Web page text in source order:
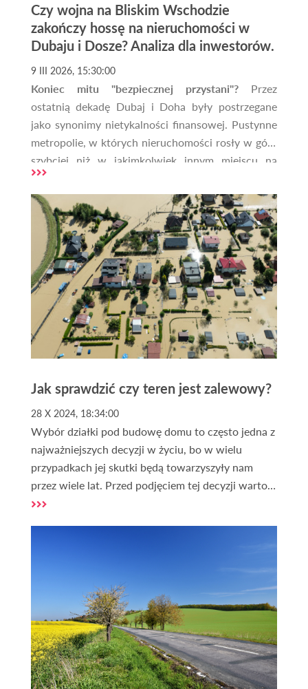
Czy wojna na Bliskim Wschodzie
zakończy hossę na nieruchomości w
Dubaju i Dosze? Analiza dla inwestorów.
9 III 2026, 15:30:00
Koniec mitu "bezpiecznej przystani"? Przez
ostatnią dekadę Dubaj i Doha były postrzegane
jako synonimy nietykalności finansowej. Pustynne
metropolie, w których nieruchomości rosły w górę
szybciej niż w jakimkolwiek innym miejscu na
świecie, przyciągały miliardy dolarów globalnego
kapitału. Jednak rok 2026 przyniósł brutalną
weryfikację tego status quo. Wojna na Bliskim
Wschodzie, która rozlała się na państwa Zatoki
Perskiej, a w szczególności bezpośrednie ataki na
Dubaj oraz infrastrukturę w Dosze, postawiły
inwestorów przed pytaniem: czy to czas na
ucieczkę, czy na szukanie okazji w segmencie,
jakim są nieruchomości gruntowe?
Jak sprawdzić czy teren jest zalewowy?
28 X 2024, 18:34:00
Wybór działki pod budowę domu to często jedna z
najważniejszych decyzji w życiu, bo w wielu
przypadkach jej skutki będą towarzyszyły nam
przez wiele lat. Przed podjęciem tej decyzji warto
jednak zweryfikować położenie działki, m.in. pod